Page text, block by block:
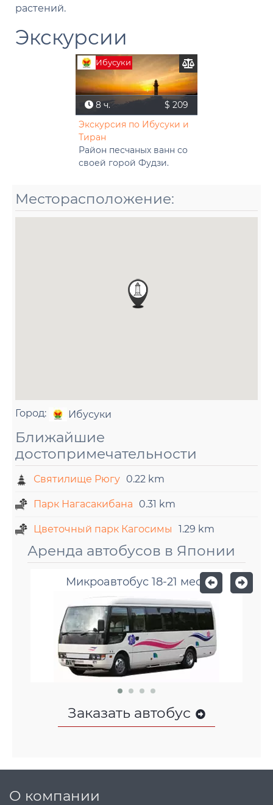
растений.
Экскурсии
Ибусуки
8 ч.
$ 209
Экскурсия по Ибусуки и
Тиран
Район песчаных ванн со
своей горой Фудзи.
Месторасположение:
Город: Ибусуки
Ближайшие
достопримечательности
Святилище Рюгу 0.22 km
Парк Нагасакибана 0.31 km
Цветочный парк Кагосимы 1.29 km
Аренда автобусов в Японии
Микроавтобус 18-21 мест
Заказать автобус
О компании